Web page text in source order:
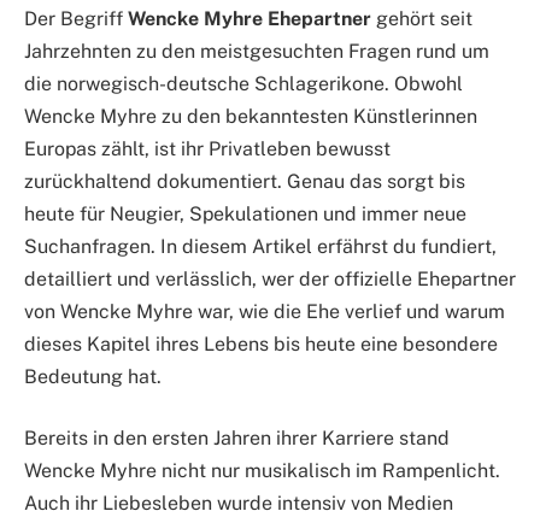
Der Begriff Wencke Myhre Ehepartner gehört seit
Jahrzehnten zu den meistgesuchten Fragen rund um
die norwegisch-deutsche Schlagerikone. Obwohl
Wencke Myhre zu den bekanntesten Künstlerinnen
Europas zählt, ist ihr Privatleben bewusst
zurückhaltend dokumentiert. Genau das sorgt bis
heute für Neugier, Spekulationen und immer neue
Suchanfragen. In diesem Artikel erfährst du fundiert,
detailliert und verlässlich, wer der offizielle Ehepartner
von Wencke Myhre war, wie die Ehe verlief und warum
dieses Kapitel ihres Lebens bis heute eine besondere
Bedeutung hat.
Bereits in den ersten Jahren ihrer Karriere stand
Wencke Myhre nicht nur musikalisch im Rampenlicht.
Auch ihr Liebesleben wurde intensiv von Medien